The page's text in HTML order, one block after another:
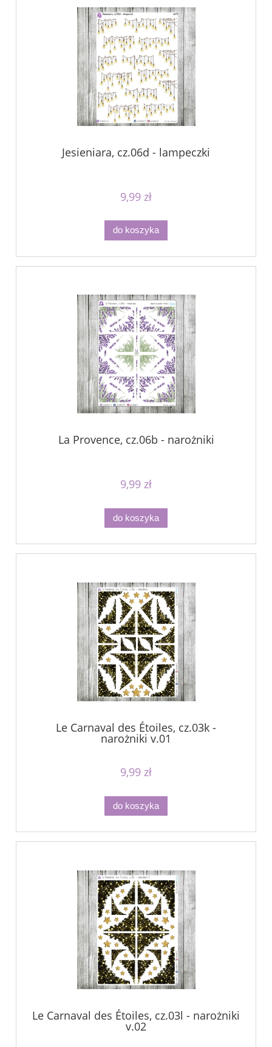
Jesieniara, cz.06d - lampeczki
9,99 zł
do koszyka
La Provence, cz.06b - narożniki
9,99 zł
do koszyka
Le Carnaval des Étoiles, cz.03k -
narożniki v.01
9,99 zł
do koszyka
Le Carnaval des Étoiles, cz.03l - narożniki
v.02